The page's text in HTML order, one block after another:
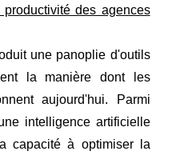
des agences
une panoplie d'outils
la manière dont les
aujourd'hui. Parmi
intelligence artificielle
capacité à optimiser la